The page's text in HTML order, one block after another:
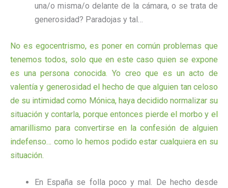
una/o misma/o delante de la cámara, o se trata de
generosidad? Paradojas y tal…
No es egocentrismo, es poner en común problemas que
tenemos todos, solo que en este caso quien se expone
es una persona conocida. Yo creo que es un acto de
valentía y generosidad el hecho de que alguien tan celoso
de su intimidad como Mónica, haya decidido normalizar su
situación y contarla, porque entonces pierde el morbo y el
amarillismo para convertirse en la confesión de alguien
indefenso… como lo hemos podido estar cualquiera en su
situación.
En España se folla poco y mal. De hecho desde